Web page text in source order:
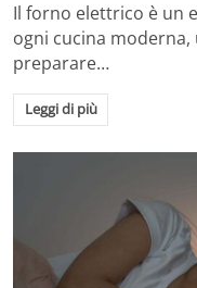
Il forno elettrico è un
ogni cucina
preparare…
Leggi di più